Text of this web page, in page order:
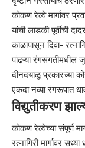
कोकण रेल्वे मार्गावर
यांची लाडकी पूर्वीची
काळापासून दिवा-
पांढऱ्या रंगसंगतीमधील
दीनदयाळू प्रकारच्या
एकदा नव्या रंगरूपात
विद्युतीकरण
कोकण रेल्वेच्या संपूर्ण
रत्नागिरी मार्गावर